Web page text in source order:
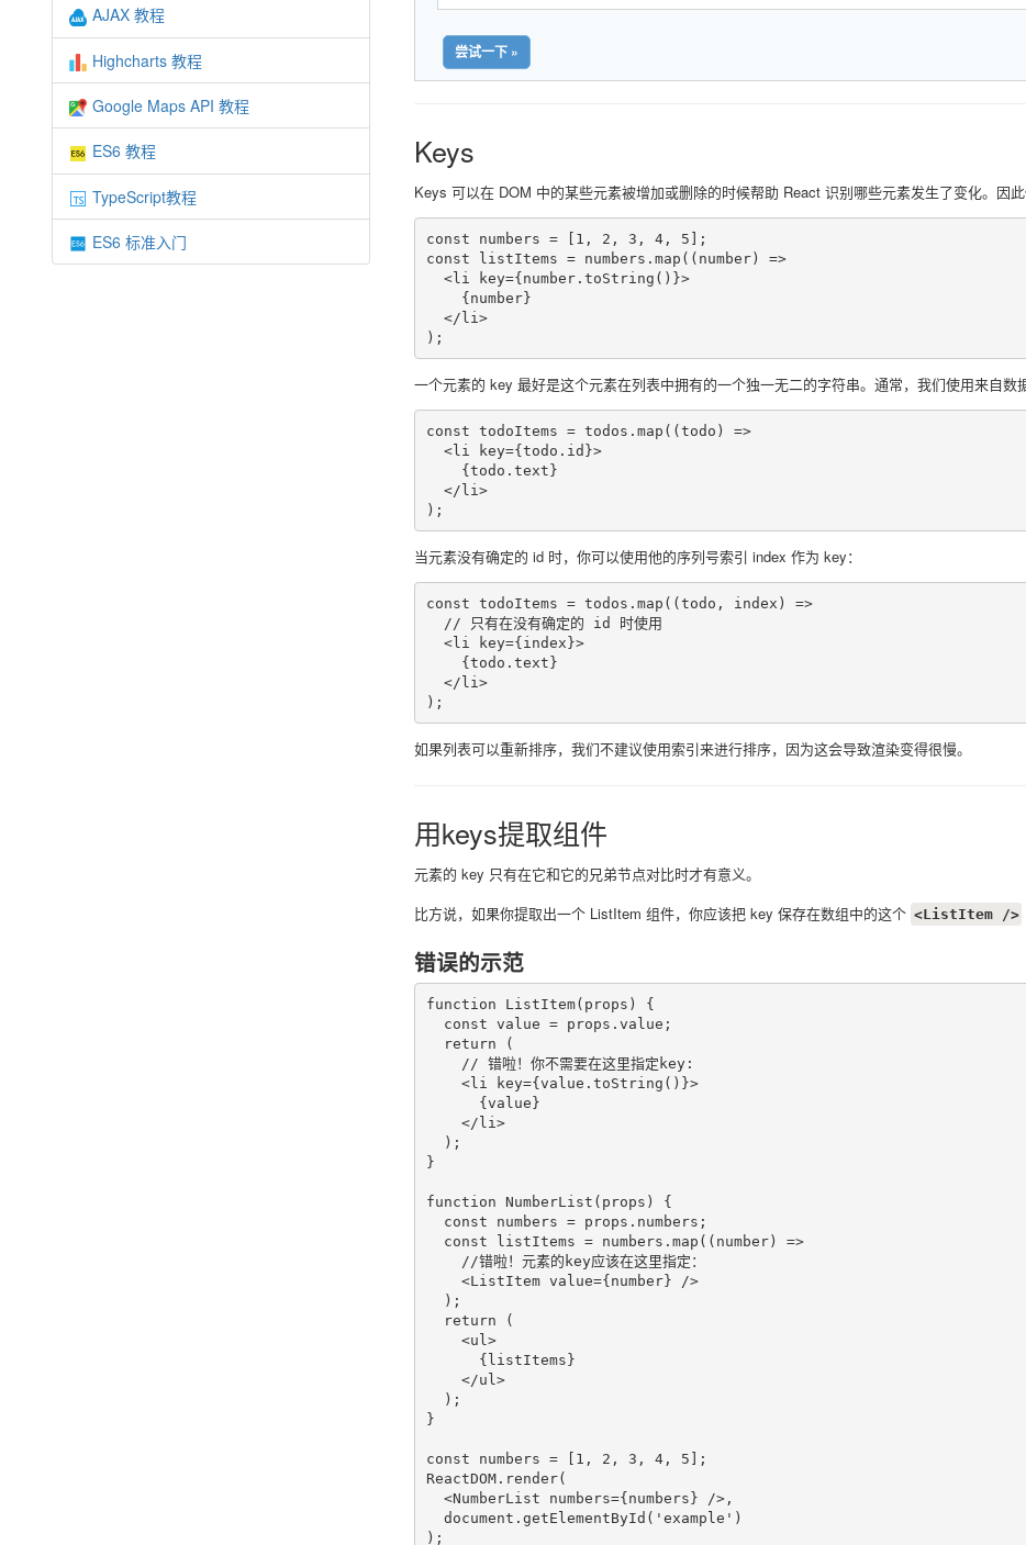
AJAX 教程
Highcharts 教程
Google Maps API 教程
ES6 教程
TypeScript教程
ES6 标准入门
尝试一下 »
Keys
Keys 可以在 DOM 中的某些元素被增加或删除的时候帮助 React 识别哪些元素发生了变化。因
const numbers = [1, 2, 3, 4, 5];
const listItems = numbers.map((number) =>
  <li key={number.toString()}>
    {number}
  </li>
);
一个元素的 key 最好是这个元素在列表中拥有的一个独一无二的字符串。通常，我们使用来自数
const todoItems = todos.map((todo) =>
  <li key={todo.id}>
    {todo.text}
  </li>
);
当元素没有确定的 id 时，你可以使用他的序列号索引 index 作为 key：
const todoItems = todos.map((todo, index) =>
  // 只有在没有确定的 id 时使用
  <li key={index}>
    {todo.text}
  </li>
);
如果列表可以重新排序，我们不建议使用索引来进行排序，因为这会导致渲染变得很慢。
用keys提取组件
元素的 key 只有在它和它的兄弟节点对比时才有意义。
比方说，如果你提取出一个 ListItem 组件，你应该把 key 保存在数组中的这个 <ListItem />
错误的示范
function ListItem(props) {
  const value = props.value;
  return (
    // 错啦！你不需要在这里指定key:
    <li key={value.toString()}>
      {value}
    </li>
  );
}
function NumberList(props) {
  const numbers = props.numbers;
  const listItems = numbers.map((number) =>
    //错啦！元素的key应该在这里指定：
    <ListItem value={number} />
  );
  return (
    <ul>
      {listItems}
    </ul>
  );
}
const numbers = [1, 2, 3, 4, 5];
ReactDOM.render(
  <NumberList numbers={numbers} />,
  document.getElementById('example')
);